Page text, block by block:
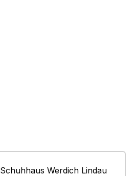
Schuhhaus Werdich Lindau